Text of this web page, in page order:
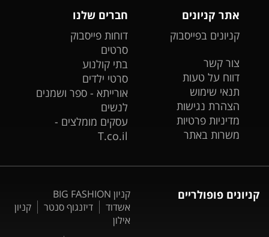
אתר קניונים
קניונים בפייסבוק
צור קשר
דווח על טעות
תנאי שימוש
הצהרת נגישות
מדיניות פרטיות
משרות באתר
חברים שלנו
דוחות פייסבוק
סרטים
בתי קולנוע
סרטי ילדים
אורייתא - ספר ושמנים
לנשים
עסקים מומלצים -
T.co.il
קניונים פופולריים
קניון BIG FASHION
אשדוד
דיזנגוף סנטר
קניון
אילון